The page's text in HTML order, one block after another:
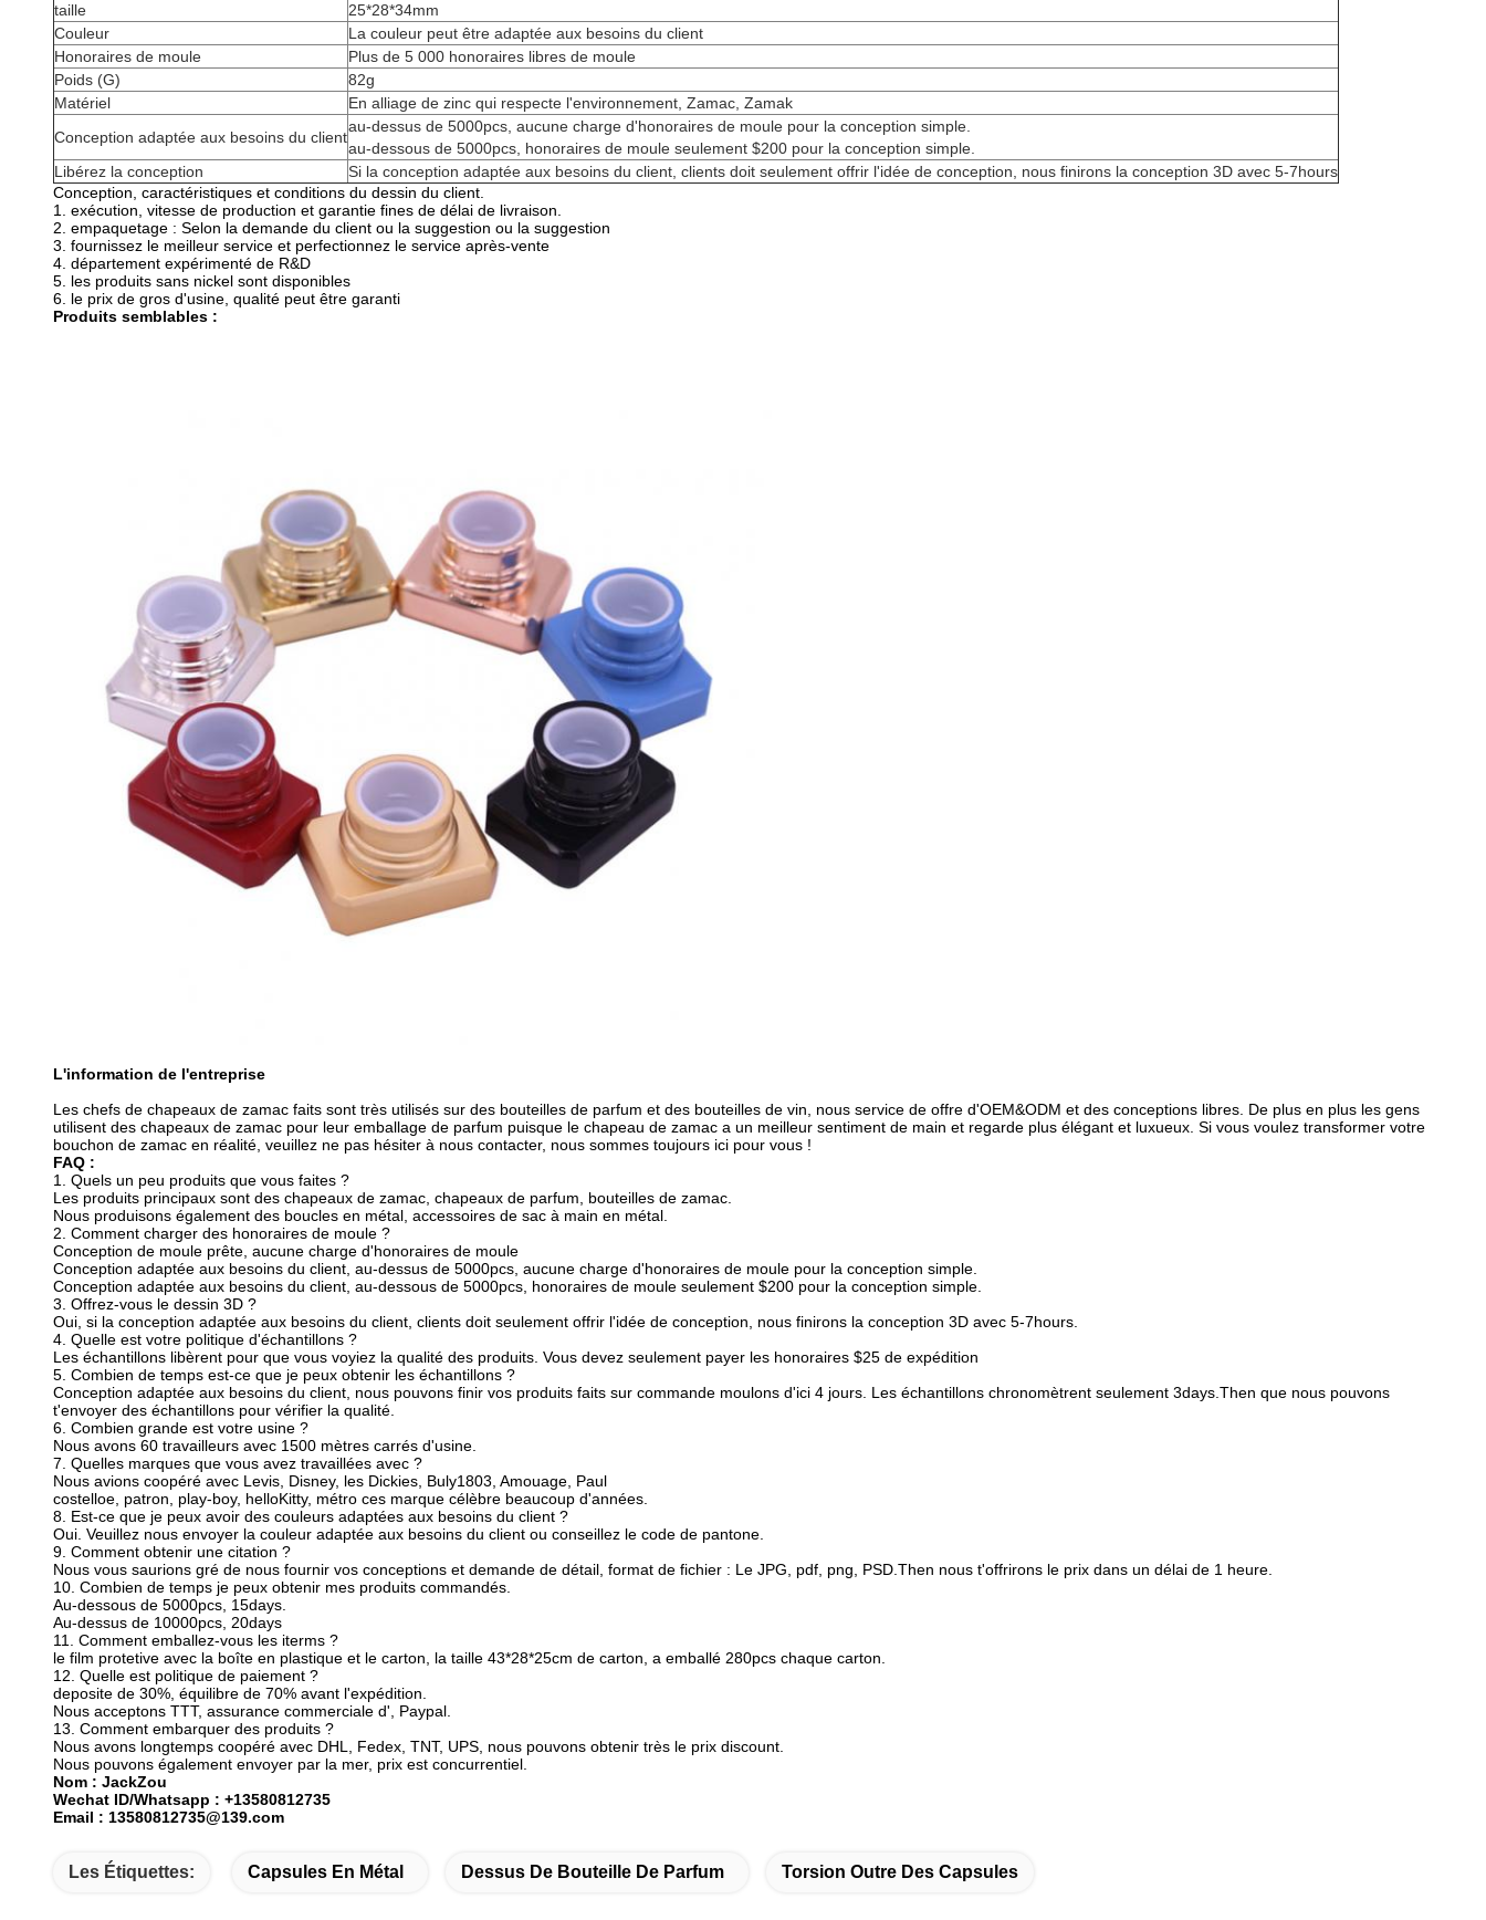
taille
25*28*34mm
Couleur
La couleur peut être adaptée aux besoins du client
Honoraires de moule
Plus de 5 000 honoraires libres de moule
Poids (G)
82g
Matériel
En alliage de zinc qui respecte l'environnement, Zamac, Zamak
Conception adaptée aux besoins du client
au-dessus de 5000pcs, aucune charge d'honoraires de moule pour la conception simple.
au-dessous de 5000pcs, honoraires de moule seulement $200 pour la conception simple.
Libérez la conception
Si la conception adaptée aux besoins du client, clients doit seulement offrir l'idée de conception, nous finirons la conception 3D avec 5-7hours
Conception, caractéristiques et conditions du dessin du client.
1. exécution, vitesse de production et garantie fines de délai de livraison.
2. empaquetage : Selon la demande du client ou la suggestion ou la suggestion
3. fournissez le meilleur service et perfectionnez le service après-vente
4. département expérimenté de R&D
5. les produits sans nickel sont disponibles
6. le prix de gros d'usine, qualité peut être garanti
Produits semblables :
L'information de l'entreprise
Les chefs de chapeaux de zamac faits sont très utilisés sur des bouteilles de parfum et des bouteilles de vin, nous service de offre d'OEM&ODM et des conceptions libres. De plus en plus les gens
utilisent des chapeaux de zamac pour leur emballage de parfum puisque le chapeau de zamac a un meilleur sentiment de main et regarde plus élégant et luxueux. Si vous voulez transformer votre
bouchon de zamac en réalité, veuillez ne pas hésiter à nous contacter, nous sommes toujours ici pour vous !
FAQ :
1. Quels un peu produits que vous faites ?
Les produits principaux sont des chapeaux de zamac, chapeaux de parfum, bouteilles de zamac.
Nous produisons également des boucles en métal, accessoires de sac à main en métal.
2. Comment charger des honoraires de moule ?
Conception de moule prête, aucune charge d'honoraires de moule
Conception adaptée aux besoins du client, au-dessus de 5000pcs, aucune charge d'honoraires de moule pour la conception simple.
Conception adaptée aux besoins du client, au-dessous de 5000pcs, honoraires de moule seulement $200 pour la conception simple.
3. Offrez-vous le dessin 3D ?
Oui, si la conception adaptée aux besoins du client, clients doit seulement offrir l'idée de conception, nous finirons la conception 3D avec 5-7hours.
4. Quelle est votre politique d'échantillons ?
Les échantillons libèrent pour que vous voyiez la qualité des produits. Vous devez seulement payer les honoraires $25 de expédition
5. Combien de temps est-ce que je peux obtenir les échantillons ?
Conception adaptée aux besoins du client, nous pouvons finir vos produits faits sur commande moulons d'ici 4 jours. Les échantillons chronomètrent seulement 3days.Then que nous pouvons
t'envoyer des échantillons pour vérifier la qualité.
6. Combien grande est votre usine ?
Nous avons 60 travailleurs avec 1500 mètres carrés d'usine.
7. Quelles marques que vous avez travaillées avec ?
Nous avions coopéré avec Levis, Disney, les Dickies, Buly1803, Amouage, Paul
costelloe, patron, play-boy, helloKitty, métro ces marque célèbre beaucoup d'années.
8. Est-ce que je peux avoir des couleurs adaptées aux besoins du client ?
Oui. Veuillez nous envoyer la couleur adaptée aux besoins du client ou conseillez le code de pantone.
9. Comment obtenir une citation ?
Nous vous saurions gré de nous fournir vos conceptions et demande de détail, format de fichier : Le JPG, pdf, png, PSD.Then nous t'offrirons le prix dans un délai de 1 heure.
10. Combien de temps je peux obtenir mes produits commandés.
Au-dessous de 5000pcs, 15days.
Au-dessus de 10000pcs, 20days
11. Comment emballez-vous les iterms ?
le film protetive avec la boîte en plastique et le carton, la taille 43*28*25cm de carton, a emballé 280pcs chaque carton.
12. Quelle est politique de paiement ?
deposite de 30%, équilibre de 70% avant l'expédition.
Nous acceptons TTT, assurance commerciale d', Paypal.
13. Comment embarquer des produits ?
Nous avons longtemps coopéré avec DHL, Fedex, TNT, UPS, nous pouvons obtenir très le prix discount.
Nous pouvons également envoyer par la mer, prix est concurrentiel.
Nom : JackZou
Wechat ID/Whatsapp : +13580812735
Email : 13580812735@139.com
Les Étiquettes: Capsules En Métal Dessus De Bouteille De Parfum Torsion Outre Des Capsules